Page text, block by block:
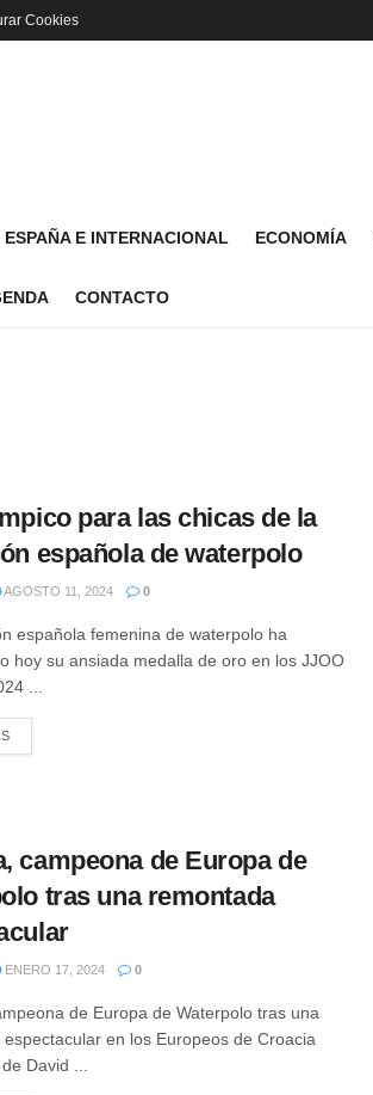
Cookies
ESPAÑA E INTERNACIONAL ECONOMÍA
CONTACTO
para las chicas de la
española de waterpolo
AGOSTO 11, 2024 0
española femenina de waterpolo ha
hoy su ansiada medalla de oro en los JJOO
...
DETAILS
campeona de Europa de
tras una remontada
ENERO 17, 2024 0
de Europa de Waterpolo tras una
espectacular en los Europeos de Croacia
David ...